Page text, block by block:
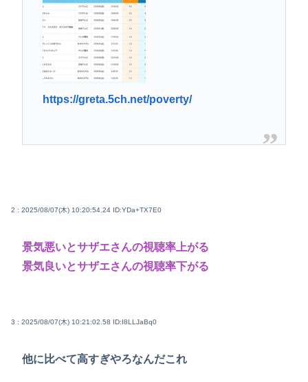
https://greta.5ch.net/poverty/
2 : 2025/08/07(木) 10:20:54.24 ID:YDa+TX7E0
景気悪いとサザエさんの視聴率上がる
景気良いとサザエさんの視聴率下がる
3 : 2025/08/07(木) 10:21:02.58 ID:I8LLJaBq0
他に比べて高すぎやろなんだこれ